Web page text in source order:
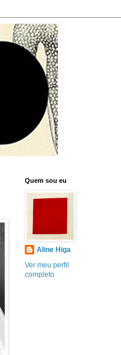
Quem sou eu
Aline Higa
Ver meu perfil
completo